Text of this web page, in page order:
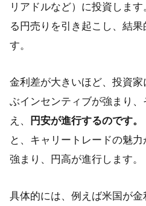
リアドルなど）に投資しま
る円売りを引き起こし、結
す。
金利差が大きいほど、投資
ぶインセンティブが強まり
え、
円安が進行するのです。
と、キャリートレードの魅
強まり、円高が進行します。
具体的には、例えば米国が